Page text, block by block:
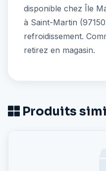
disponible chez Île
à Saint-Martin
refroidissement.
retirez en magasin.
Produits